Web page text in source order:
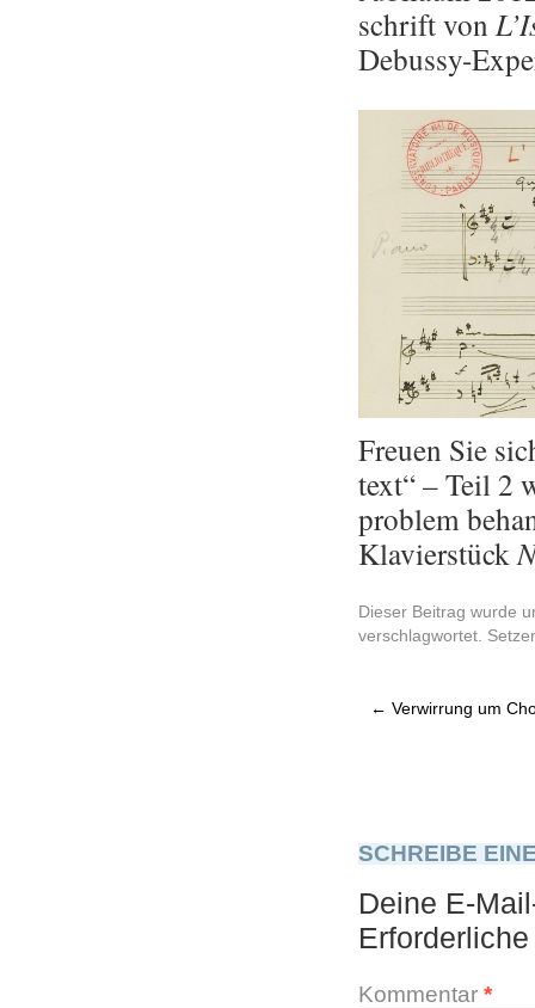
schrift von
De­bus­sy-
Freu­en Sie
text“ – Teil 2
pro­blem
Kla­vier­stück
Dieser Beitrag wurde
verschlagwortet.
← Verwirrung um
SCHREIBE
Deine E-
Kommentar *